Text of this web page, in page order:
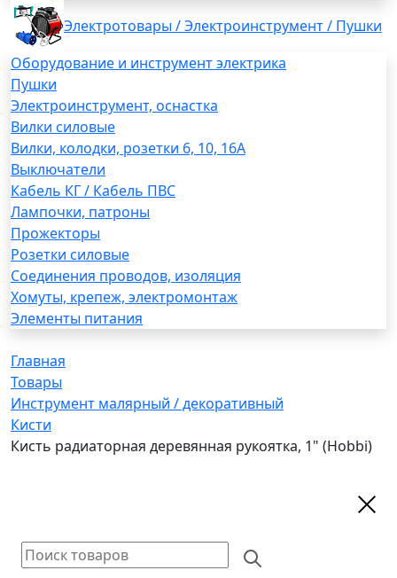
Электротовары / Электроинструмент / Пушки
Оборудование и инструмент электрика
Пушки
Электроинструмент, оснастка
Вилки силовые
Вилки, колодки, розетки 6, 10, 16А
Выключатели
Кабель КГ / Кабель ПВС
Лампочки, патроны
Прожекторы
Розетки силовые
Соединения проводов, изоляция
Хомуты, крепеж, электромонтаж
Элементы питания
Главная
Товары
Инструмент малярный / декоративный
Кисти
Кисть радиаторная деревянная рукоятка, 1" (Hobbi)